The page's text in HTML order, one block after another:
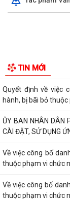
TIN MỚI
Quyết định về việc
hành, bị bãi bỏ
Về việc công bố
thuộc phạm vi chức
Về việc công bố
UBND phường tăng
Đảng ủy phường chỉ
CHỨNG NHẬN